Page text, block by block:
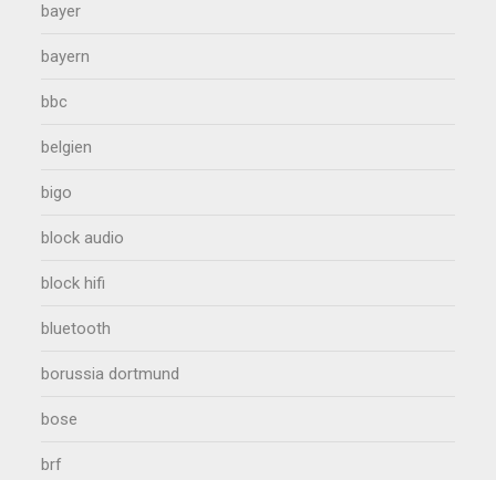
bayer
bayern
bbc
belgien
bigo
block audio
block hifi
bluetooth
borussia dortmund
bose
brf